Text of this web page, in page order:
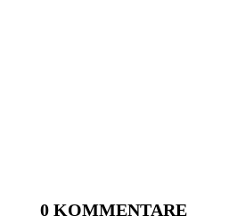
0 KOMMENTARE